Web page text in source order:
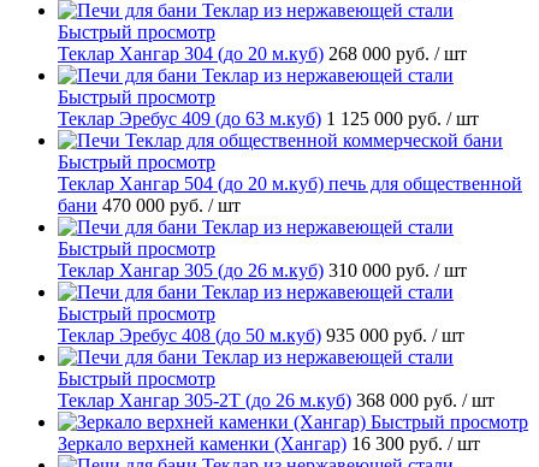
Быстрый просмотр
Теклар Хангар 304 (до 20 м.куб) 268 000 руб. / шт
Быстрый просмотр
Теклар Эребус 409 (до 63 м.куб) 1 125 000 руб. / шт
Быстрый просмотр
Теклар Хангар 504 (до 20 м.куб) печь для общественной
бани 470 000 руб. / шт
Быстрый просмотр
Теклар Хангар 305 (до 26 м.куб) 310 000 руб. / шт
Быстрый просмотр
Теклар Эребус 408 (до 50 м.куб) 935 000 руб. / шт
Быстрый просмотр
Теклар Хангар 305-2Т (до 26 м.куб) 368 000 руб. / шт
Быстрый просмотр
Зеркало верхней каменки (Хангар) 16 300 руб. / шт